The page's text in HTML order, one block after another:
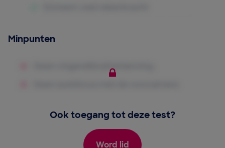
Minpunten
Ook toegang tot deze test?
Word lid